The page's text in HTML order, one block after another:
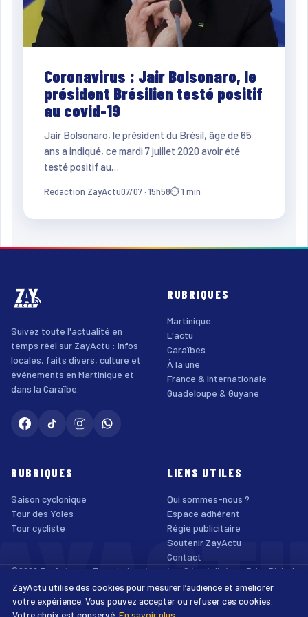
Coronavirus : Jair Bolsonaro, le
président Brésilien testé positif
au covid-19
Jair Bolsonaro, le président du Brésil, âgé de 65
ans a indiqué, ce mardi 7 juillet 2020 avoir été
testé positif au…
Rédaction ZayActu07/07 · 15h58⏱ 1 min
Suivez toute l'actualité en
temps réel sur ZayActu : infos
locales, faits divers, culture et
événements en Martinique et
dans la Caraïbe.
RUBRIQUES
Martinique
L'actu
Caraïbes
À la une
France & Internationale
Guadeloupe & Guyane
RUBRIQUES
Saison cyclonique
Tour des Yoles
Tour cycliste
LIENS UTILES
Qui sommes-nous ?
Espace adhérent
Régie publicitaire
Soutenir ZayActu
Contact
©2026 ZayActu.org. Tous droits réservés. · Site réalisé par Enjoy Digital
Agency
Mentions légales
Confidentialité Cookies Accessibilité
ZayActu utilise des cookies pour mesurer l’audience et améliorer
votre expérience. Vous pouvez accepter ou refuser ces cookies.
Votre choix est conservé. En savoir plus